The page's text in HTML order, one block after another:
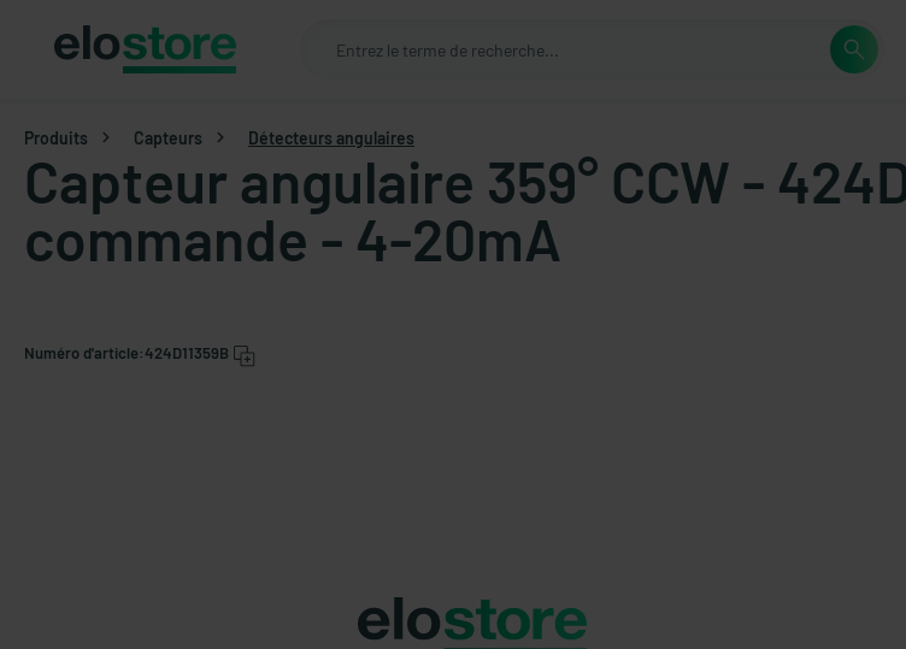
Produits Capteurs Détecteurs angulaires
Capteur angulaire 359° CCW -
commande - 4-20mA
Numéro d'article:424D11359B